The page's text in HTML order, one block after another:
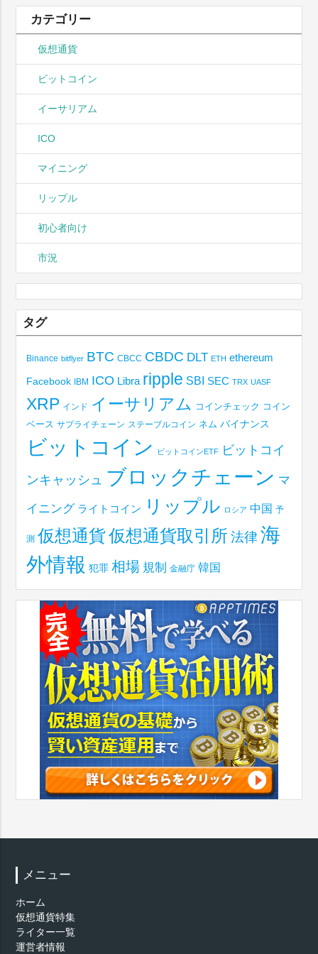
カテゴリー
仮想通貨
ビットコイン
イーサリアム
ICO
マイニング
リップル
初心者向け
市況
タグ
Binance bitflyer BTC CBCC CBDC DLT ETH ethereum
Facebook IBM ICO Libra ripple SBI SEC TRX UASF
XRP インド イーサリアム コインチェック コイン
ベース サプライチェーン ステーブルコイン ネム バイナンス
ビットコイン ビットコインETF ビットコイ
ンキャッシュ ブロックチェーン マ
イニング ライトコイン リップル ロシア 中国 予
測 仮想通貨仮想通貨取引所 法律 海
外情報 犯罪 相場 規制 金融庁 韓国
メニュー
ホーム
仮想通貨特集
ライター一覧
運営者情報